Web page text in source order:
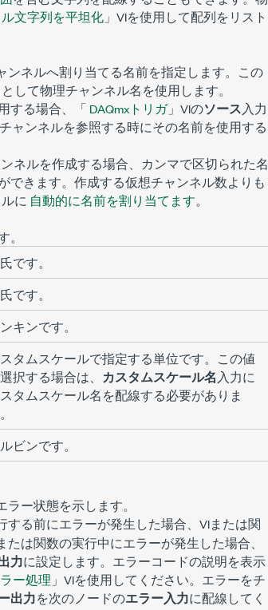
文字列を平坦化 」VIを使用して配列をリスト
ンネルへ割り当てる名前を指定します。この
して物理チャンネル名を使用します。
する場合、「 DAQmxトリガ」VIのソース入力
ャンネルを参照する時にその名前を使用する
ネルを作成する場合、カンマで区切られた名
できます。作成する仮想チャンネル数よりも
に 自動的に名前を割り当てます。
です。
です。
キンです。
タムスケールで指定する単位です。この値
択する場合は、 カスタムスケール名 入力に
タムスケール名を配線する必要がありま
ビンです。
ー状態を示します。
する前にエラーが発生した場合、VIまたは関
たは関数の実行中にエラーが発生した場合、
力に設定します。エラーコードの説明を表示
ー処理 」VIを使用してください。エラーをチ
出力を次のノードのエラー入力に配線してく